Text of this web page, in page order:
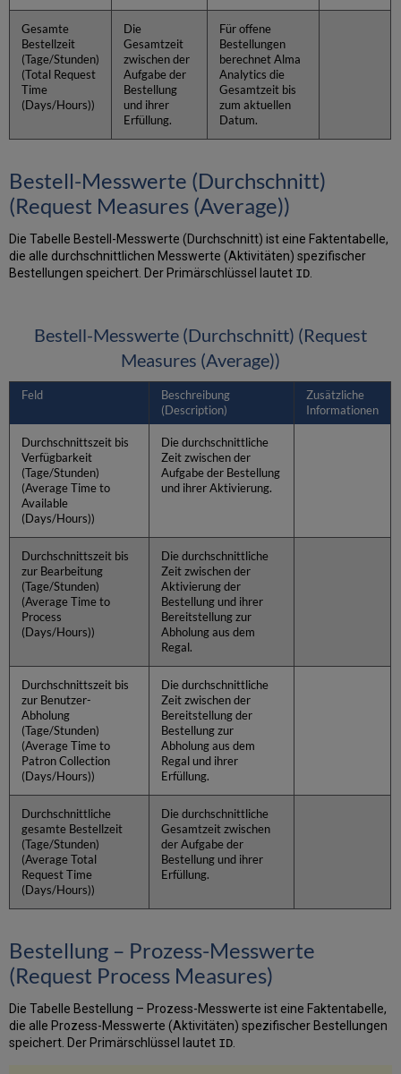
Gesamte
Bestellzeit
(Tage/Stunden)
(Total Request
Time
(Days/Hours))
Die
Gesamtzeit
zwischen der
Aufgabe der
Bestellung
und ihrer
Erfüllung.
Für offene
Bestellungen
berechnet Alma
Analytics die
Gesamtzeit bis
zum aktuellen
Datum.
Bestell-Messwerte (Durchschnitt)
(Request Measures (Average))
Die Tabelle Bestell-Messwerte (Durchschnitt) ist eine Faktentabelle,
die alle durchschnittlichen Messwerte (Aktivitäten) spezifischer
Bestellungen speichert. Der Primärschlüssel lautet ID
Bestell-Messwerte (Durchschnitt) (Request
Measures (Average))
Feld
Beschreibung
(Description)
Zusätzliche
Informationen
Durchschnittszeit bis
Verfügbarkeit
(Tage/Stunden)
(Average Time to
Available
(Days/Hours))
Die durchschnittliche
Zeit zwischen der
Aufgabe der Bestellung
und ihrer Aktivierung.
Durchschnittszeit bis
zur Bearbeitung
(Tage/Stunden)
(Average Time to
Process
(Days/Hours))
Die durchschnittliche
Zeit zwischen der
Aktivierung der
Bestellung und ihrer
Bereitstellung zur
Abholung aus dem
Regal.
Durchschnittszeit bis
zur Benutzer-
Abholung
(Tage/Stunden)
(Average Time to
Patron Collection
(Days/Hours))
Die durchschnittliche
Zeit zwischen der
Bereitstellung der
Bestellung zur
Abholung aus dem
Regal und ihrer
Erfüllung.
Durchschnittliche
gesamte Bestellzeit
(Tage/Stunden)
(Average Total
Request Time
(Days/Hours))
Die durchschnittliche
Gesamtzeit zwischen
der Aufgabe der
Bestellung und ihrer
Erfüllung.
Bestellung – Prozess-Messwerte
(Request Process Measures)
Die Tabelle Bestellung – Prozess-Messwerte ist eine Faktentabelle,
die alle Prozess-Messwerte (Aktivitäten) spezifischer Bestellungen
speichert. Der Primärschlüssel lautet ID